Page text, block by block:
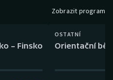
Zobrazit program
– Finsko
OSTATNÍ
Orientační